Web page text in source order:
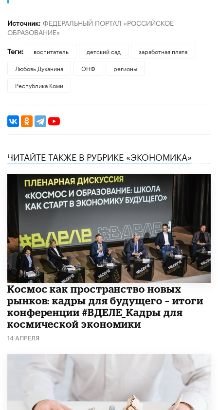
Источник: ФЕДЕРАЛЬНЫЙ ПОРТАЛ «РОССИЙСКОЕ
ОБРАЗОВАНИЕ»
Теги:
воспитатель детский сад
заработная плата
Любовь Духанина
ОНФ
регионы
Республика Коми
ЧИТАЙТЕ ТАКЖЕ В РУБРИКЕ «ЭКОНОМИКА»
Космос как пространство новых
рынков: кадры для будущего – итоги
конференции #ВДЕЛЕ_Кадры для
космической экономики
14 АПРЕЛЯ